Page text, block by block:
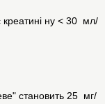
креатині ну < 30 мл/
становить 25 мг/